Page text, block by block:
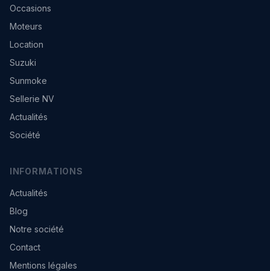
Occasions
Moteurs
Location
Suzuki
Sunmoke
Sellerie NV
Actualités
Société
INFORMATIONS
Actualités
Blog
Notre société
Contact
Mentions légales